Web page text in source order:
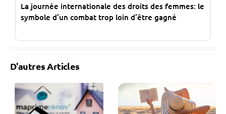
La journée internationale des droits des femmes: le
symbole d’un combat trop loin d’être gagné
D'autres Articles